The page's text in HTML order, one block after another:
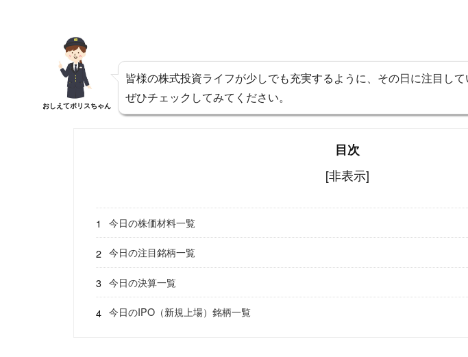
おしえてポリスちゃん
皆様の株式投資ライフが少しでも充実するように、その日に注目して
ぜひチェックしてみてください。
目次
[非表示]
今日の株価材料一覧
今日の注目銘柄一覧
今日の決算一覧
今日のIPO（新規上場）銘柄一覧